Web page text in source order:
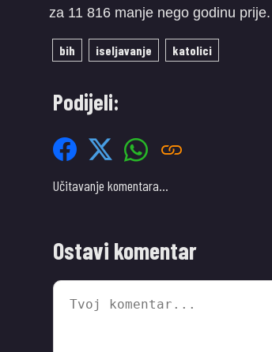
za 11 816 manje nego godinu prije.
bih iseljavanje katolici
Podijeli:
Učitavanje komentara…
Ostavi komentar